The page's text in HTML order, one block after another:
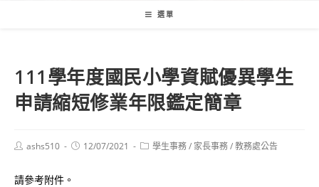
選單
111學年度國民小學資賦優異學生
申請縮短修業年限鑑定簡章
Postashs510
Post12/07/2021
Post學生事務/ 家長事務/教務處公告
請參考附件。